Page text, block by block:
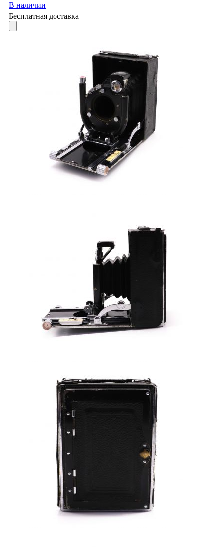
В наличии
Бесплатная доставка